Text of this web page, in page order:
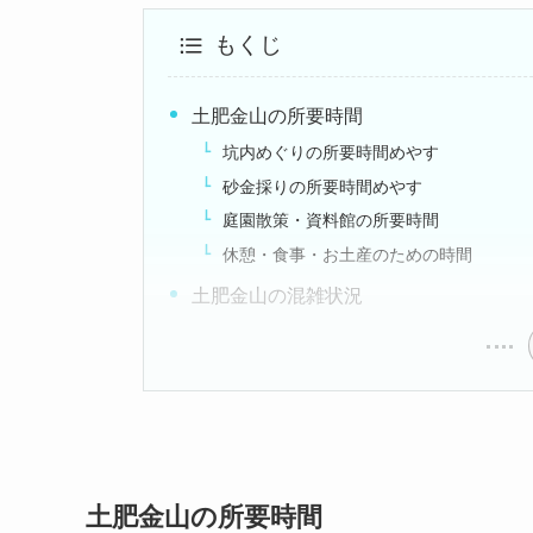
もくじ
土肥金山の所要時間
坑内めぐりの所要時間めやす
砂金採りの所要時間めやす
庭園散策・資料館の所要時間
休憩・食事・お土産のための時間
土肥金山の混雑状況
土肥金山の所要時間